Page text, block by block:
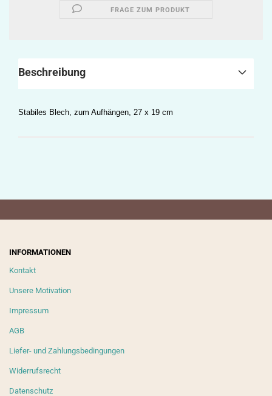
FRAGE ZUM PRODUKT
Beschreibung
Stabiles Blech, zum Aufhängen, 27 x 19 cm
INFORMATIONEN
Kontakt
Unsere Motivation
Impressum
AGB
Liefer- und Zahlungsbedingungen
Widerrufsrecht
Datenschutz